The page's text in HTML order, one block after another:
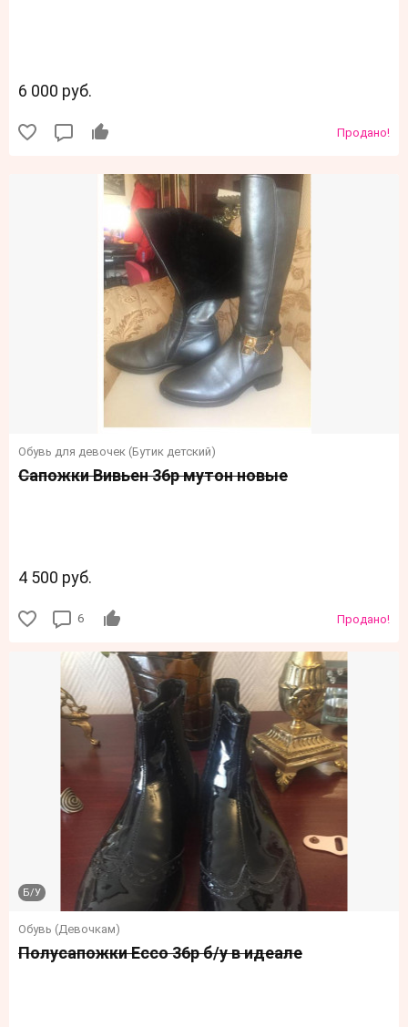
6 000 руб.
Продано!
Обувь для девочек (Бутик детский)
Сапожки Вивьен 36р мутон новые
4 500 руб.
6 Продано!
Обувь (Девочкам)
Б/У
Полусапожки Ecco 36р б/у в идеале